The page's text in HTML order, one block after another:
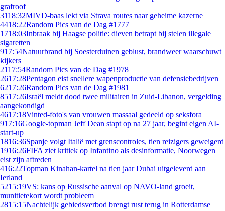
grafroof
3118:32MIVD-baas lekt via Strava routes naar geheime kazerne
4418:22Random Pics van de Dag #1777
1718:03Inbraak bij Haagse politie: dieven betrapt bij stelen illegale
sigaretten
917:54Natuurbrand bij Soesterduinen geblust, brandweer waarschuwt
kijkers
2117:54Random Pics van de Dag #1978
2617:28Pentagon eist snellere wapenproductie van defensiebedrijven
6217:26Random Pics van de Dag #1981
8517:26Israël meldt dood twee militairen in Zuid-Libanon, vergelding
aangekondigd
4617:18Vinted-foto's van vrouwen massaal gedeeld op seksfora
917:16Google-topman Jeff Dean stapt op na 27 jaar, begint eigen AI-
start-up
1816:36Spanje volgt Italië met grenscontroles, tien reizigers geweigerd
1916:26FIFA ziet kritiek op Infantino als desinformatie, Noorwegen
eist zijn aftreden
416:22Topman Kinahan-kartel na tien jaar Dubai uitgeleverd aan
Ierland
5215:19VS: kans op Russische aanval op NAVO-land groeit,
munitietekort wordt probleem
2815:15Nachtelijk gebiedsverbod brengt rust terug in Rotterdamse